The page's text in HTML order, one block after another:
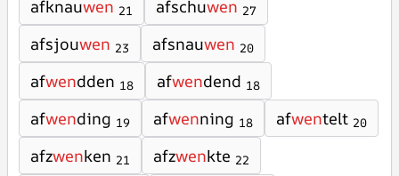
afknauwen 21 afschuwen 27
afsjouwen 23 afsnauwen 20
afwendden 18 afwendend 18
afwending 19 afwenning 18 afwentelt 20
afzwenken 21 afzwenkte 22